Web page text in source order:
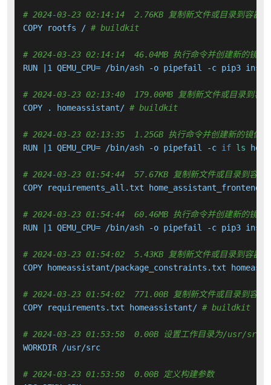
# 2024-03-23 02:14:14  2.76KB 复制新文件或目录到容器中
COPY rootfs / # buildkit
# 2024-03-23 02:14:14  46.04MB 执行命令并创建新的镜像
RUN |1 QEMU_CPU= /bin/ash -o pipefail -c
# 2024-03-23 02:13:40  179.00MB 复制新文件或目录到容
COPY . homeassistant/ # buildkit
# 2024-03-23 02:13:35  1.25GB 执行命令并创建新的镜像层
RUN |1 QEMU_CPU= /bin/ash -o pipefail -c if ls
# 2024-03-23 01:54:44  57.67KB 复制新文件或目录到容器
COPY requirements_all.txt
# 2024-03-23 01:54:44  60.46MB 执行命令并创建新的镜像
RUN |1 QEMU_CPU= /bin/ash -o pipefail -c
# 2024-03-23 01:54:02  5.43KB 复制新文件或目录到容器中
COPY homeassistant/package_constraints.txt
# 2024-03-23 01:54:02  771.00B 复制新文件或目录到容器
COPY requirements.txt homeassistant/ # buildkit
# 2024-03-23 01:53:58  0.00B 设置工作目录为/usr/src
WORKDIR /usr/src
# 2024-03-23 01:53:58  0.00B 定义构建参数